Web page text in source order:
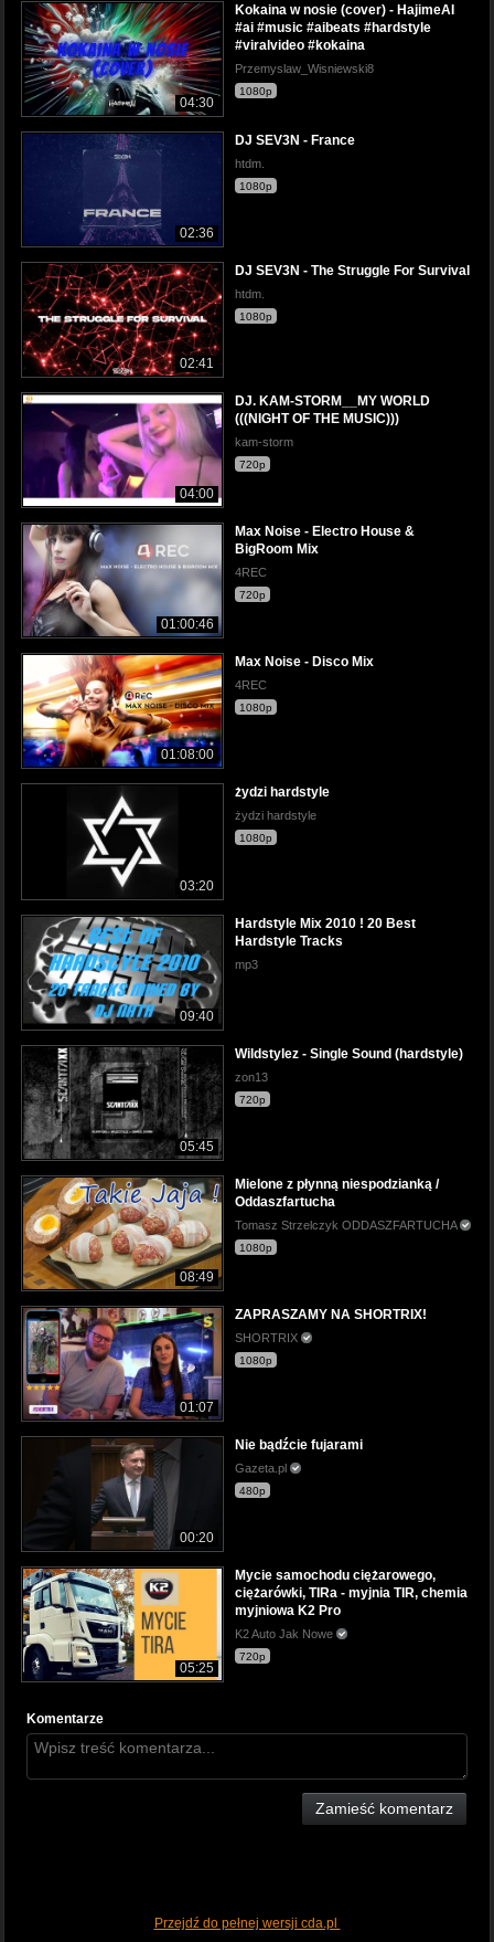
04:30
Kokaina w nosie (cover) - HajimeAI
#ai #music #aibeats #hardstyle
#viralvideo #kokaina
Przemyslaw_Wisniewski8
1080p
02:36
DJ SEV3N - France
htdm.
1080p
02:41
DJ SEV3N - The Struggle For Survival
htdm.
1080p
04:00
DJ. KAM-STORM__MY WORLD
(((NIGHT OF THE MUSIC)))
kam-storm
720p
01:00:46
Max Noise - Electro House &
BigRoom Mix
4REC
720p
01:08:00
Max Noise - Disco Mix
4REC
1080p
03:20
żydzi hardstyle
żydzi hardstyle
1080p
09:40
Hardstyle Mix 2010 ! 20 Best
Hardstyle Tracks
mp3
05:45
Wildstylez - Single Sound (hardstyle)
zon13
720p
08:49
Mielone z płynną niespodzianką /
Oddaszfartucha
Tomasz Strzelczyk ODDASZFARTUCHA
1080p
01:07
ZAPRASZAMY NA SHORTRIX!
SHORTRIX
1080p
00:20
Nie bądźcie fujarami
Gazeta.pl
480p
05:25
Mycie samochodu ciężarowego,
ciężarówki, TIRa - myjnia TIR, chemia
myjniowa K2 Pro
K2 Auto Jak Nowe
720p
Komentarze
Zamieść komentarz
Przejdź do pełnej wersji cda.pl